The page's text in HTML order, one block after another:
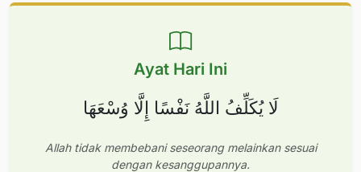
Ayat Hari Ini
لَا يُكَلِّفُ اللَّهُ نَفْسًا إِلَّا وُسْعَهَا
Allah tidak membebani seseorang melainkan sesuai
dengan kesanggupannya.